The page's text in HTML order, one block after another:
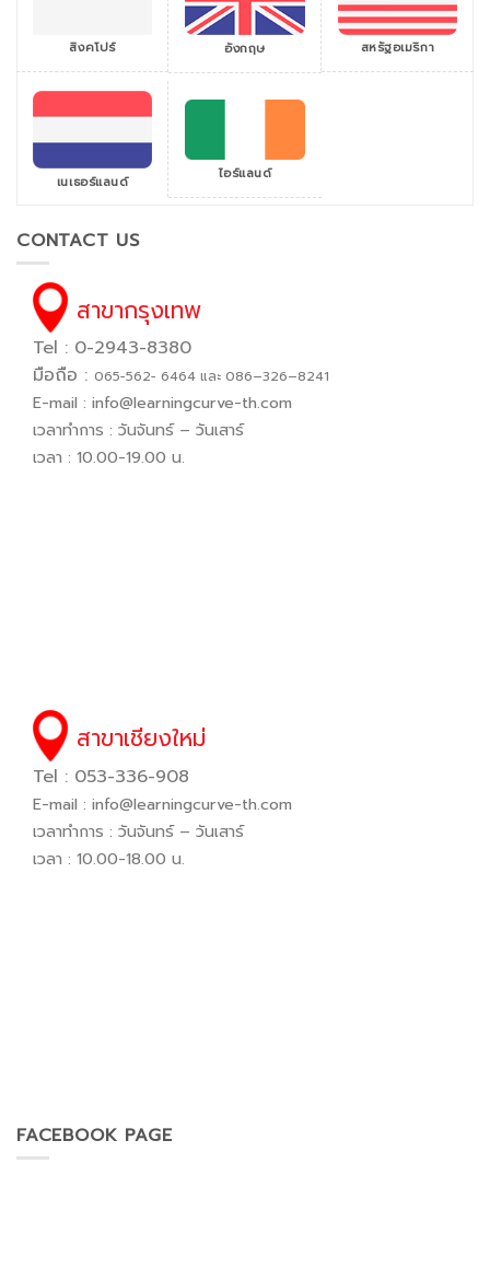
สิงคโปร์ อังกฤษ สหรัฐอเมริกา
เนเธอร์แลนด์ ไอร์แลนด์
CONTACT US
สาขากรุงเทพ
Tel : 0-2943-8380
มือถือ : 065−562− 6464 และ 086–326–8241
E-mail : info@learningcurve-th.com
เวลาทำการ : วันจันทร์ – วันเสาร์
เวลา : 10.00-19.00 น.
สาขาเชียงใหม่
Tel : 053-336-908
E-mail : info@learningcurve-th.com
เวลาทำการ : วันจันทร์ – วันเสาร์
เวลา : 10.00-18.00 น.
FACEBOOK PAGE